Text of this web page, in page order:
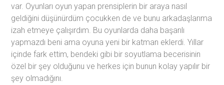
var. Oyunları oyun yapan prensiplerin bir araya nasıl
geldiğini düşünürdüm çocukken de ve bunu arkadaşlarıma
izah etmeye çalışırdım. Bu oyunlarda daha başarılı
yapmazdı beni ama oyuna yeni bir katman eklerdi. Yıllar
içinde fark ettim, bendeki gibi bir soyutlama becerisinin
özel bir şey olduğunu ve herkes için bunun kolay yapılır bir
şey olmadığını.